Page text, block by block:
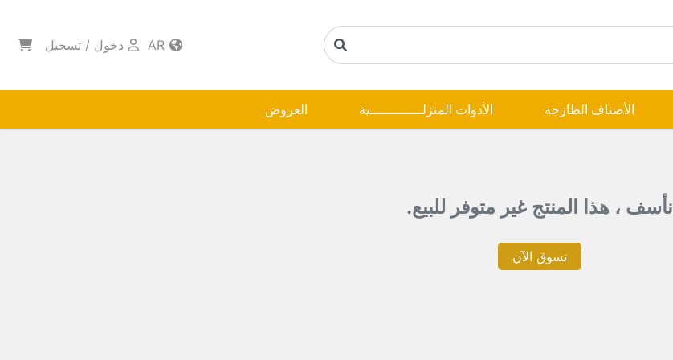
دخول / تسجيل
الأصناف الطازجة الأدوات المنزلـــــــــــــية العروض
نأسف ، هذا المنتج غير متوفر للبيع.
تسوق الآن